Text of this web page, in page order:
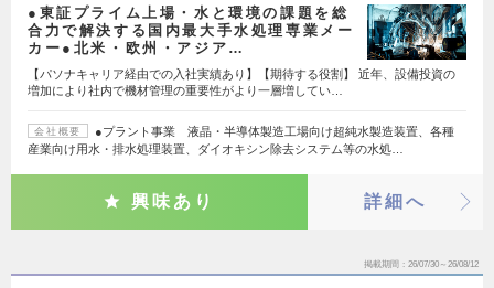
●東証プライム上場・水と環境の課題を総
合力で解決する国内最大手水処理専業メー
カー●北米・欧州・アジア…
【パソナキャリア経由での入社実績あり】【期待する役割】 近年、設備投資の
増加により社内で機材管理の重要性がより一層増してい…
会社概要
●プラント事業 液晶・半導体製造工場向け超純水製造装置、各種
産業向け用水・排水処理装置、ダイオキシン除去システム等の水処…
興味あり 詳細へ
掲載期間 26/07/30～26/08/12